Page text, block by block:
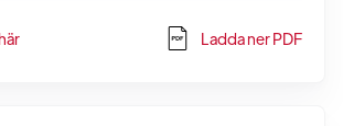
Ladda ner PDF